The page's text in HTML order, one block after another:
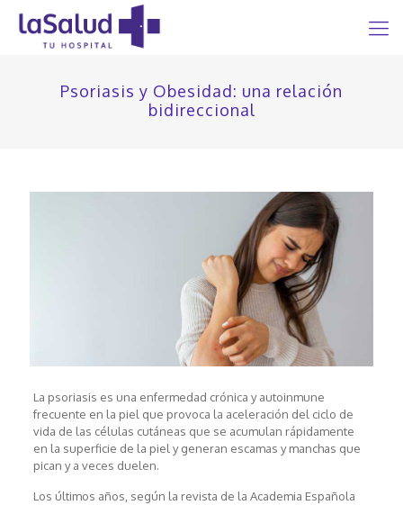
Psoriasis y Obesidad: una relación
bidireccional
La psoriasis es una enfermedad crónica y autoinmune
frecuente en la piel que provoca la aceleración del ciclo de
vida de las células cutáneas que se acumulan rápidamente
en la superficie de la piel y generan escamas y manchas que
pican y a veces duelen.
Los últimos años, según la revista de la Academia Española